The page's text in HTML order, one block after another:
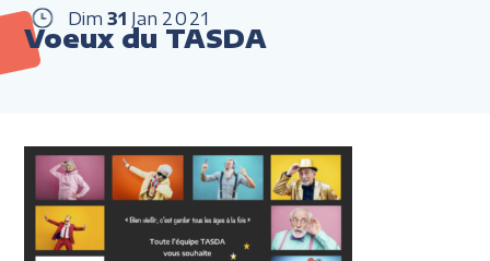
Dim 31 Jan 2021
Voeux du TASDA